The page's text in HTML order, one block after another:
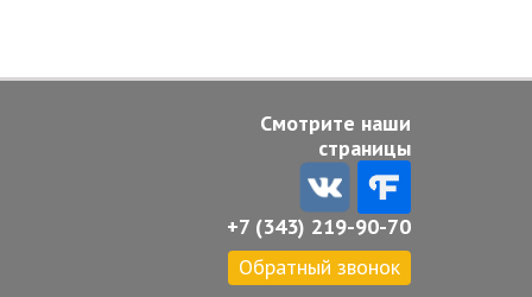
Смотрите наши
страницы
+7 (343) 219-90-70
Обратный звонок